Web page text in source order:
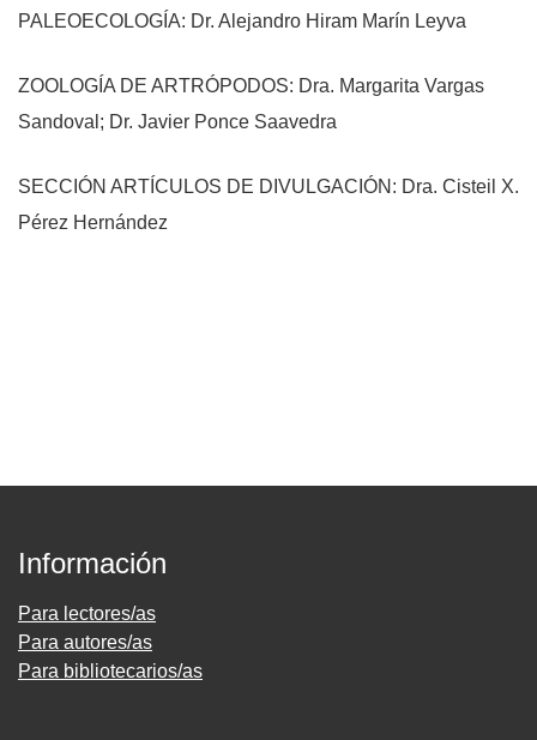
PALEOECOLOGÍA: Dr. Alejandro Hiram Marín Leyva
ZOOLOGÍA DE ARTRÓPODOS: Dra. Margarita Vargas
Sandoval; Dr. Javier Ponce Saavedra
SECCIÓN ARTÍCULOS DE DIVULGACIÓN: Dra. Cisteil X.
Pérez Hernández
Información
Para lectores/as
Para autores/as
Para bibliotecarios/as